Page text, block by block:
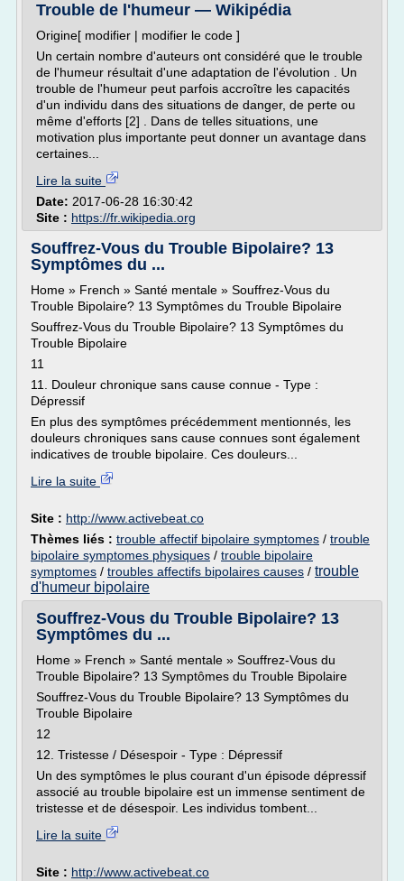
Trouble de l'humeur — Wikipédia
Origine[ modifier | modifier le code ]
Un certain nombre d'auteurs ont considéré que le trouble
de l'humeur résultait d'une adaptation de l'évolution . Un
trouble de l'humeur peut parfois accroître les capacités
d'un individu dans des situations de danger, de perte ou
même d'efforts [2] . Dans de telles situations, une
motivation plus importante peut donner un avantage dans
certaines...
Lire la suite
Date: 2017-06-28 16:30:42
Site : https://fr.wikipedia.org
Souffrez-Vous du Trouble Bipolaire? 13
Symptômes du ...
Home » French » Santé mentale » Souffrez-Vous du
Trouble Bipolaire? 13 Symptômes du Trouble Bipolaire
Souffrez-Vous du Trouble Bipolaire? 13 Symptômes du
Trouble Bipolaire
11
11. Douleur chronique sans cause connue - Type :
Dépressif
En plus des symptômes précédemment mentionnés, les
douleurs chroniques sans cause connues sont également
indicatives de trouble bipolaire. Ces douleurs...
Lire la suite
Site : http://www.activebeat.co
Thèmes liés : trouble affectif bipolaire symptomes / trouble
bipolaire symptomes physiques / trouble bipolaire
symptomes / troubles affectifs bipolaires causes / trouble
d'humeur bipolaire
Souffrez-Vous du Trouble Bipolaire? 13
Symptômes du ...
Home » French » Santé mentale » Souffrez-Vous du
Trouble Bipolaire? 13 Symptômes du Trouble Bipolaire
Souffrez-Vous du Trouble Bipolaire? 13 Symptômes du
Trouble Bipolaire
12
12. Tristesse / Désespoir - Type : Dépressif
Un des symptômes le plus courant d'un épisode dépressif
associé au trouble bipolaire est un immense sentiment de
tristesse et de désespoir. Les individus tombent...
Lire la suite
Site : http://www.activebeat.co